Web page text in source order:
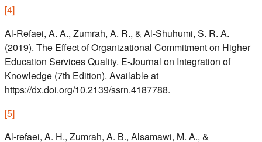
[4]
Al-Refaei, A. A., Zumrah, A. R., & Al-Shuhumi, S. R. A.
(2019). The Effect of Organizational Commitment on Higher
Education Services Quality. E-Journal on Integration of
Knowledge (7th Edition). Available at
https://dx.doi.org/10.2139/ssrn.4187788.
[5]
Al-refaei, A. H., Zumrah, A. B., Alsamawi, M. A., &